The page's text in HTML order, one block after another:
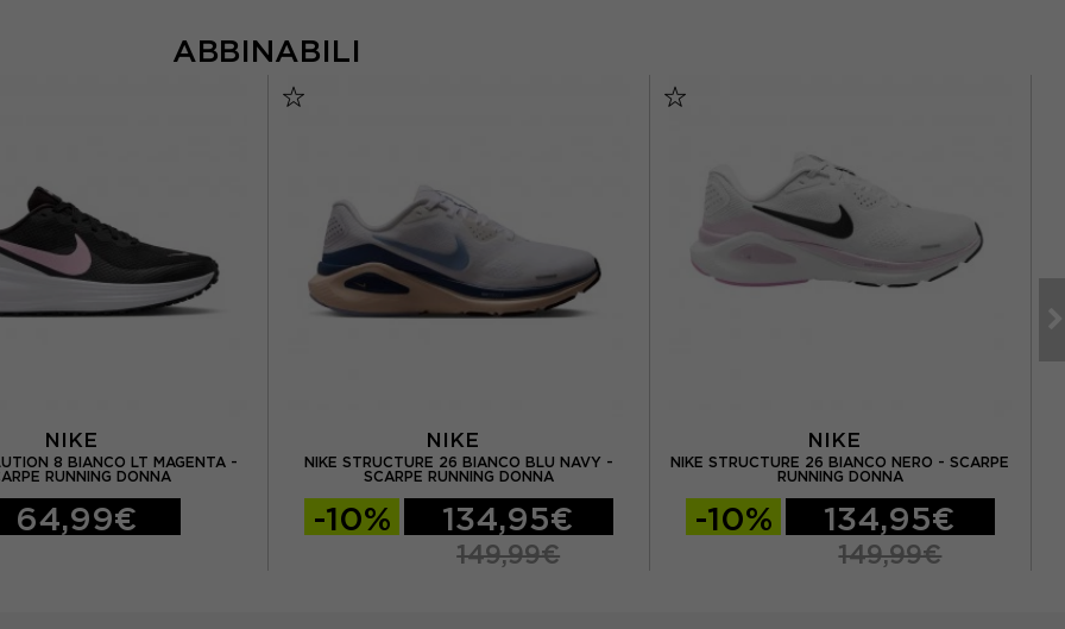
ABBINABILI
NIKE
8 BIANCO LT MAGENTA -
RUNNING DONNA
64,99€
NIKE
NIKE STRUCTURE 26 BIANCO BLU NAVY -
SCARPE RUNNING DONNA
-10% 134,95€
149,99€
NIKE
NIKE STRUCTURE 26 BIANCO NERO - SCARPE
RUNNING DONNA
-10% 134,95€
149,99€